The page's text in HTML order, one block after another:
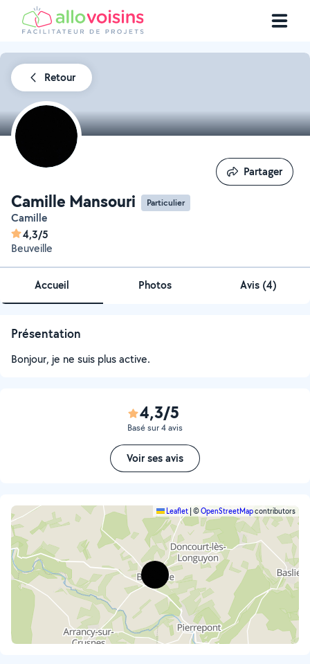
Retour
Camille Mansouri Particulier
Camille
4,3/5
Beuveille
Partager
Partager
Accueil Photos Avis (4)
Présentation
Bonjour, je ne suis plus active.
4,3/5
Basé sur 4 avis
Voir ses avis
Leaflet| ©OpenStreetMapcontributors